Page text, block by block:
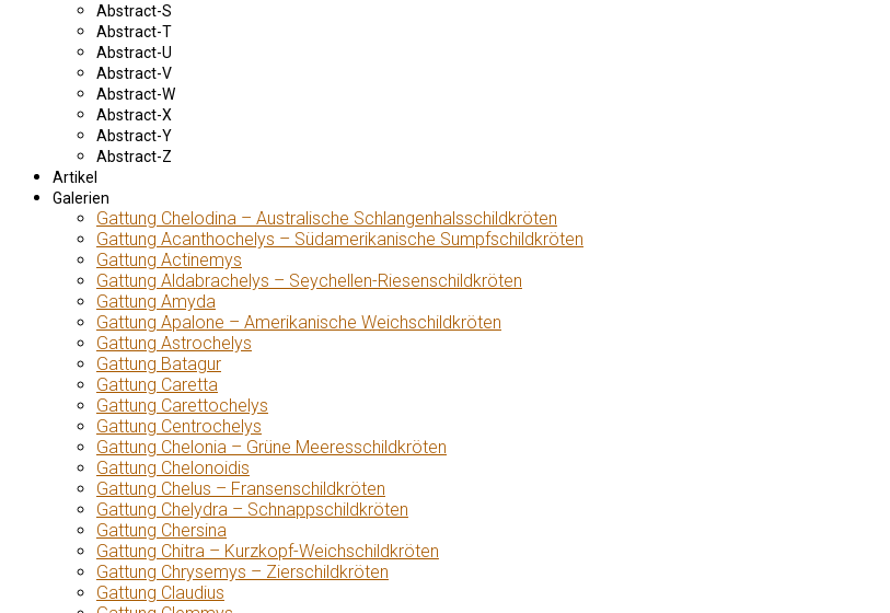
Abstract-S
Abstract-T
Abstract-U
Abstract-V
Abstract-W
Abstract-X
Abstract-Y
Abstract-Z
Artikel
Galerien
Gattung Chelodina – Australische Schlangenhalsschildkröten
Gattung Acanthochelys – Südamerikanische Sumpfschildkröten
Gattung Actinemys
Gattung Aldabrachelys – Seychellen-Riesenschildkröten
Gattung Amyda
Gattung Apalone – Amerikanische Weichschildkröten
Gattung Astrochelys
Gattung Batagur
Gattung Caretta
Gattung Carettochelys
Gattung Centrochelys
Gattung Chelonia – Grüne Meeresschildkröten
Gattung Chelonoidis
Gattung Chelus – Fransenschildkröten
Gattung Chelydra – Schnappschildkröten
Gattung Chersina
Gattung Chitra – Kurzkopf-Weichschildkröten
Gattung Chrysemys – Zierschildkröten
Gattung Claudius